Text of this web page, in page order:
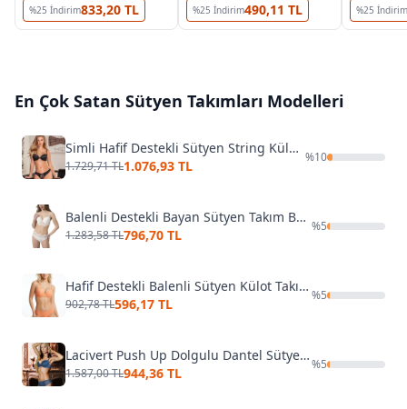
%25 İndirim833,20 TL %25 İndirim490,11 TL %25 İndirim
En Çok Satan Sütyen Takımları Modelleri
Simli Hafif Destekli Sütyen String Külot Takım Gallipoli MGP31552
1.729,71 TL1.076,93 TL
%10
Balenli Destekli Bayan Sütyen Takım Büşra 314
1.283,58 TL796,70 TL
%5
Hafif Destekli Balenli Sütyen Külot Takımı NBB 4875
902,78 TL596,17 TL
%5
Lacivert Push Up Dolgulu Dantel Sütyen Takım
1.587,00 TL944,36 TL
%5